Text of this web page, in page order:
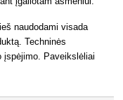
naudodami visada
Techninės
Paveikslėliai